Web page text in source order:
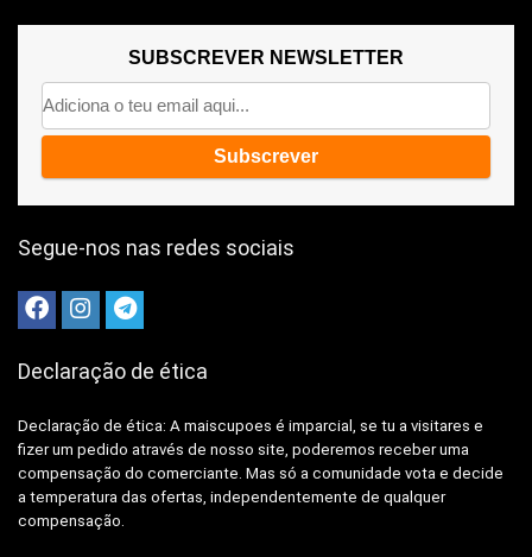
SUBSCREVER NEWSLETTER
Segue-nos nas redes sociais
Declaração de ética
Declaração de ética: A maiscupoes é imparcial, se tu a visitares e
fizer um pedido através de nosso site, poderemos receber uma
compensação do comerciante. Mas só a comunidade vota e decide
a temperatura das ofertas, independentemente de qualquer
compensação.